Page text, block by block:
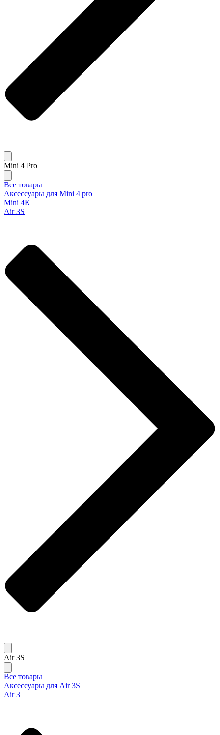
Mini 4 Pro
Все товары
Аксессуары для Mini 4 pro
Mini 4K
Air 3S
Air 3S
Все товары
Аксессуары для Air 3S
Air 3